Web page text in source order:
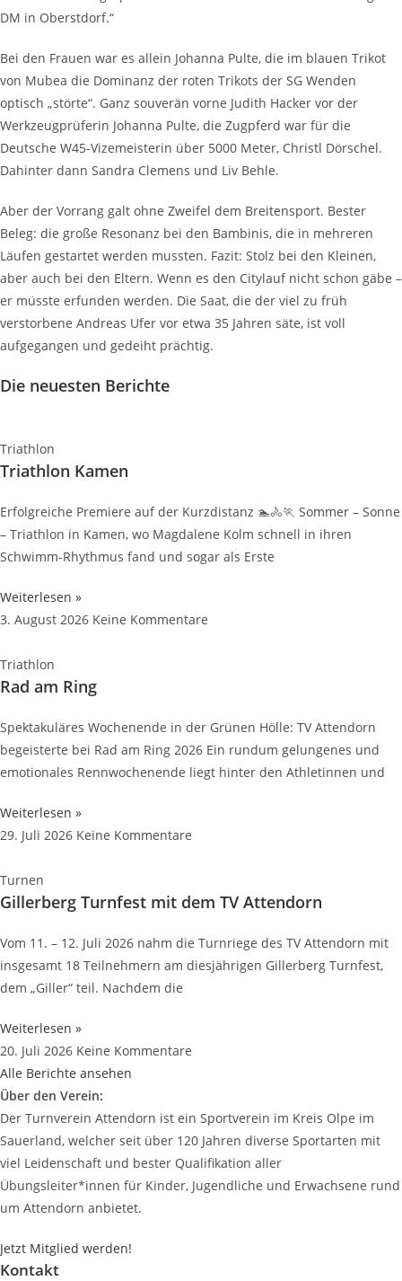
DM in Oberstdorf.“
Bei den Frauen war es allein Johanna Pulte, die im blauen Trikot
von Mubea die Dominanz der roten Trikots der SG Wenden
optisch „störte“. Ganz souverän vorne Judith Hacker vor der
Werkzeugprüferin Johanna Pulte, die Zugpferd war für die
Deutsche W45-Vizemeisterin über 5000 Meter, Christl Dörschel.
Dahinter dann Sandra Clemens und Liv Behle.
Aber der Vorrang galt ohne Zweifel dem Breitensport. Bester
Beleg: die große Resonanz bei den Bambinis, die in mehreren
Läufen gestartet werden mussten. Fazit: Stolz bei den Kleinen,
aber auch bei den Eltern. Wenn es den Citylauf nicht schon gäbe –
er müsste erfunden werden. Die Saat, die der viel zu früh
verstorbene Andreas Ufer vor etwa 35 Jahren säte, ist voll
aufgegangen und gedeiht prächtig.
Die neuesten Berichte
Triathlon
Triathlon Kamen
Erfolgreiche Premiere auf der Kurzdistanz 🏊🚴🏃 Sommer – Sonne
– Triathlon in Kamen, wo Magdalene Kolm schnell in ihren
Schwimm-Rhythmus fand und sogar als Erste
Weiterlesen »
3. August 2026 Keine Kommentare
Triathlon
Rad am Ring
Spektakuläres Wochenende in der Grünen Hölle: TV Attendorn
begeisterte bei Rad am Ring 2026 Ein rundum gelungenes und
emotionales Rennwochenende liegt hinter den Athletinnen und
Weiterlesen »
29. Juli 2026 Keine Kommentare
Turnen
Gillerberg Turnfest mit dem TV Attendorn
Vom 11. – 12. Juli 2026 nahm die Turnriege des TV Attendorn mit
insgesamt 18 Teilnehmern am diesjährigen Gillerberg Turnfest,
dem „Giller“ teil. Nachdem die
Weiterlesen »
20. Juli 2026 Keine Kommentare
Alle Berichte ansehen
Über den Verein:
Der Turnverein Attendorn ist ein Sportverein im Kreis Olpe im
Sauerland, welcher seit über 120 Jahren diverse Sportarten mit
viel Leidenschaft und bester Qualifikation aller
Übungsleiter*innen für Kinder, Jugendliche und Erwachsene rund
um Attendorn anbietet.
Jetzt Mitglied werden!
Kontakt